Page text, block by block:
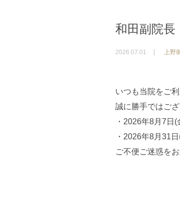
和田副院
2026.07.01 上野
いつも当院をご
誠に勝手ではご
・2026年8月7
・2026年8月31
ご不便ご迷惑を